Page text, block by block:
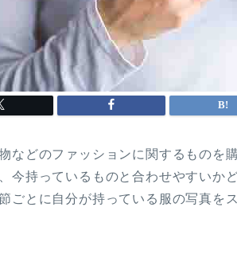
などのファッションに関するものを
今持っているものと合わせやすいか
ごとに自分が持っている服の写真を